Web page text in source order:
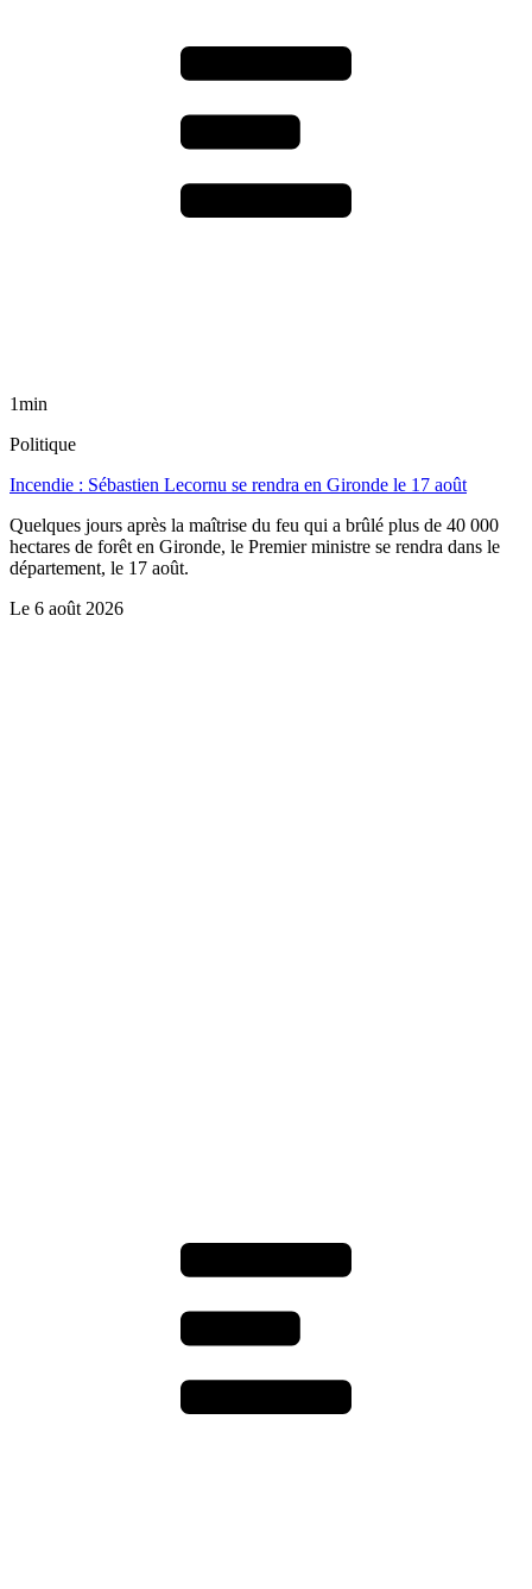
1min
Politique
Incendie : Sébastien Lecornu se rendra en Gironde le 17 août
Quelques jours après la maîtrise du feu qui a brûlé plus de 40 000
hectares de forêt en Gironde, le Premier ministre se rendra dans le
département, le 17 août.
Le 6 août 2026